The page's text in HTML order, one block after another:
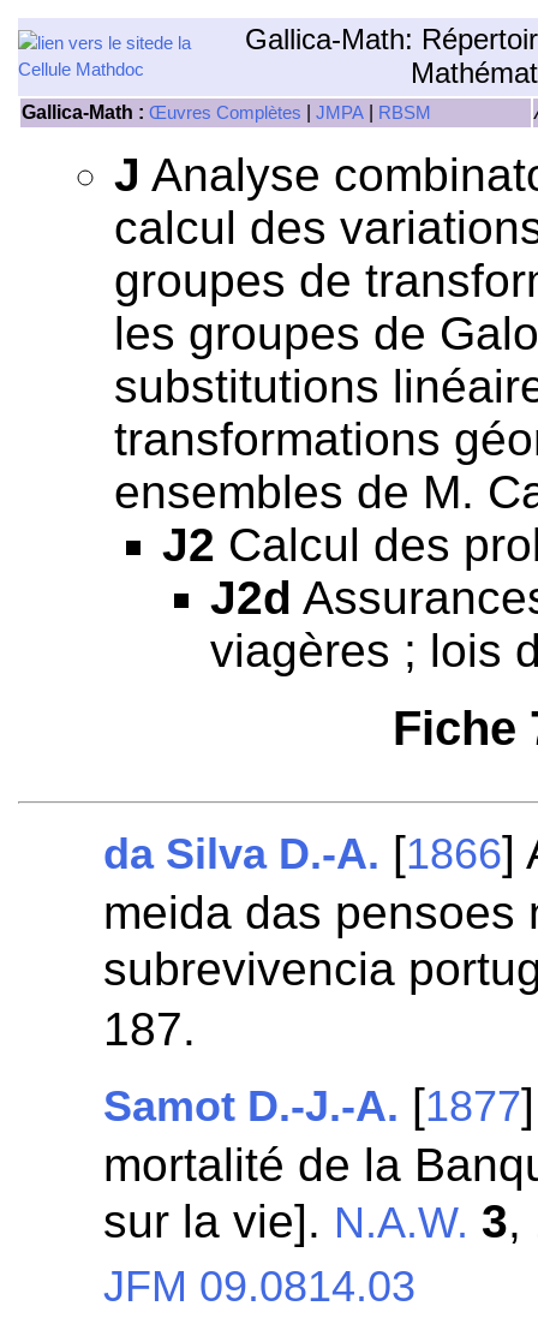
Gallica-Math:
Gallica-Math : Œuvres Complètes JMPA RBSM
J Analyse
calcul des
groupes de
les groupes de
substitutions
transformations
ensembles de M.
J2 Calcul des
J2d
viagères ; lois
Fiche
da Silva D.-A. [1866]
meida das pensoes
subrevivencia
187.
Samot D.-J.-A. [1877
mortalité de la
sur la vie]. N.A.W. 3,
JFM 09.0814.03